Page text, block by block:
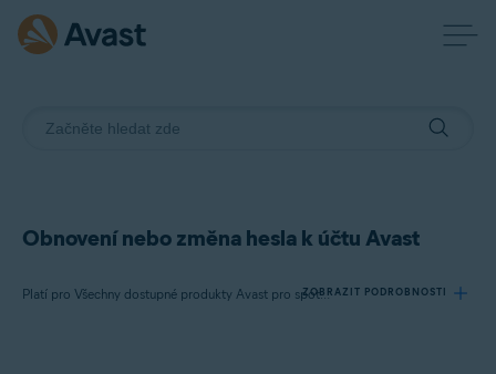
Obnovení nebo změna hesla k účtu Avast
Platí pro Všechny dostupné produkty Avast pro spotřebitele
ZOBRAZIT PODROBNOSTI